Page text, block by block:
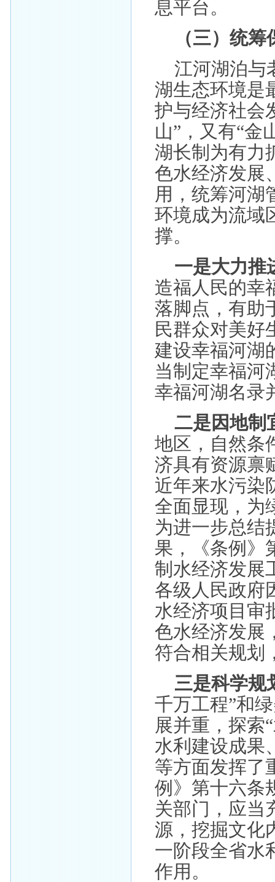
息平台。
（三）统
江河湖泊与
湖生态环境是
护与经济社会
山”，又有“金
湖长制为有力
色水经济发展
用，统筹河湖
环境成为流域
撑。
一是大力推
造福人民的幸
落脚点，有助
民群众对美好
建设幸福河湖
当制定幸福河
幸福河湖名录
二是因地制
地区，自然条
济具有资源禀
近年来水污染
全面显现，为
为进一步总结
果，《条例》
制水经济发展
各级人民政府
水经济项目审
色水经济发展
符合相关规划
三是科学规
千万工程”和
展并重，探索
水利建设成果
等方面发挥了
例》第十六条
关部门，应当
源，挖掘文化
一阶段全省水
作用。